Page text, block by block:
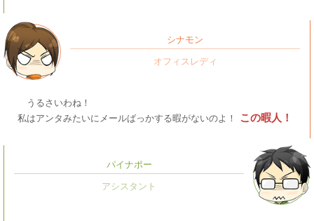
シナモン
うるさいわね！
私はアンタみたいにメールばっかする暇がないのよ！
この暇人！
パイナポー